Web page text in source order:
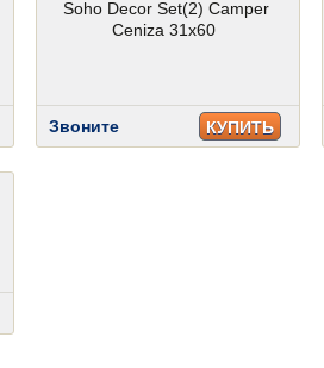
Soho Decor Set(2) Camper
Ceniza 31x60
Звоните КУПИТЬ